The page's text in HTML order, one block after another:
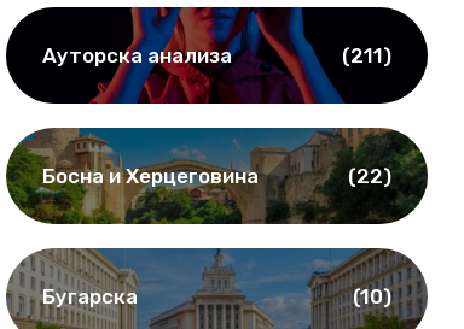
Ауторска анализа (211)
Босна и Херцеговина (22)
Бугарска (10)